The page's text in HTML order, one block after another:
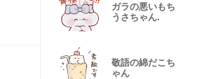
ガラの悪いもち
うさちゃん.
敬語の綿だこち
ゃん